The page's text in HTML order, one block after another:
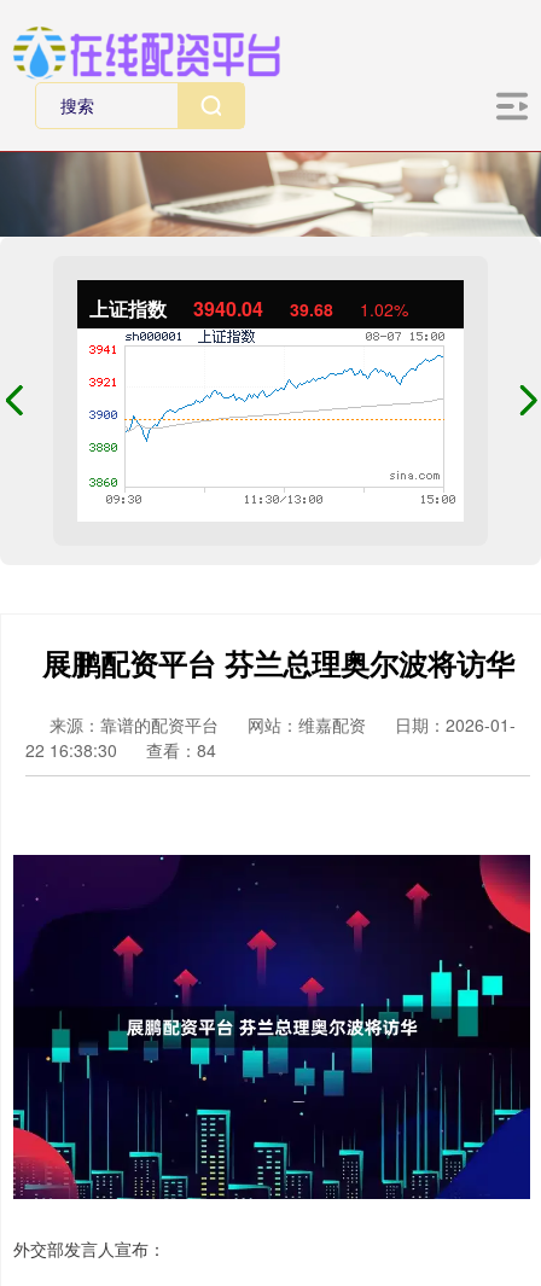
上证指数 3940.04 39.68 1.02%
展鹏配资平台 芬兰总理奥尔波将访华
来源：靠谱的配资平台 网站：维嘉配资
日期：2026-01-
22 16:38:30
查看：84
外交部发言人宣布：